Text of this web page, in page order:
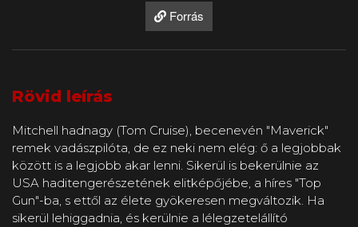
Forrás
Rövid leírás
Mitchell hadnagy (Tom Cruise), becenevén "Maverick"
remek vadászpilóta, de ez neki nem elég: ő a legjobbak
között is a legjobb akar lenni. Sikerül is bekerülnie az
USA haditengerészetének elitképőjébe, a híres "Top
Gun"-ba, s ettől az élete gyökeresen megváltozik. Ha
sikerül lehiggadnia, és kerülnie a lélegzetelállító